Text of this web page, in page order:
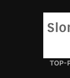
TOP-